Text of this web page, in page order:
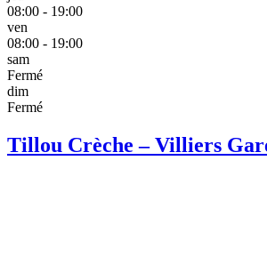
08:00 - 19:00
ven
08:00 - 19:00
sam
Fermé
dim
Fermé
Tillou Crèche – Villiers